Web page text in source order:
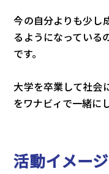
今の自分よりも少し
るようになっている
です。
大学を卒業して社会
をワナビィで一緒に
活動イメー